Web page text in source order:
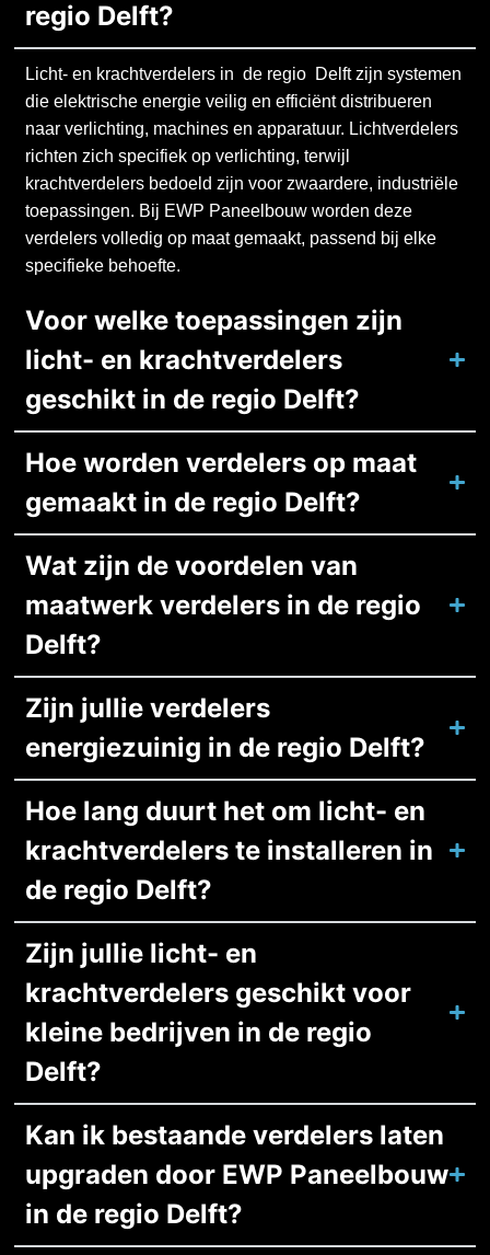
regio Delft?
Licht- en krachtverdelers in de regio Delft zijn systemen
die elektrische energie veilig en efficiënt distribueren
naar verlichting, machines en apparatuur. Lichtverdelers
richten zich specifiek op verlichting, terwijl
krachtverdelers bedoeld zijn voor zwaardere, industriële
toepassingen. Bij EWP Paneelbouw worden deze
verdelers volledig op maat gemaakt, passend bij elke
specifieke behoefte.
Voor welke toepassingen zijn
licht- en krachtverdelers
geschikt in de regio Delft?
Hoe worden verdelers op maat
gemaakt in de regio Delft?
Wat zijn de voordelen van
maatwerk verdelers in de regio
Delft?
Zijn jullie verdelers
energiezuinig in de regio Delft?
Hoe lang duurt het om licht- en
krachtverdelers te installeren in
de regio Delft?
Zijn jullie licht- en
krachtverdelers geschikt voor
kleine bedrijven in de regio
Delft?
Kan ik bestaande verdelers laten
upgraden door EWP Paneelbouw
in de regio Delft?